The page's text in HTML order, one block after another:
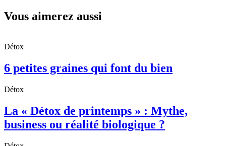
Vous aimerez aussi
Détox
6 petites graines qui font du bien
Détox
La « Détox de printemps » : Mythe,
business ou réalité biologique ?